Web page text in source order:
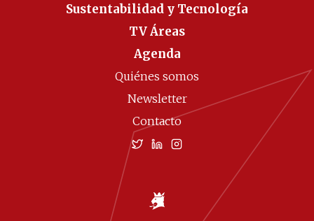
Sustentabilidad y Tecnología
TV Áreas
Agenda
Quiénes somos
Newsletter
Contacto